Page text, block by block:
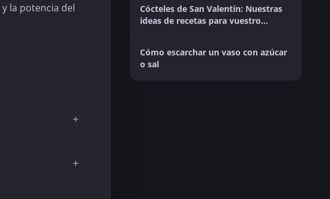
la potencia del
+
+
Cócteles de San Valentín: Nuestras
ideas de recetas para vuestro
Cómo escarchar un vaso con azúcar
o sal